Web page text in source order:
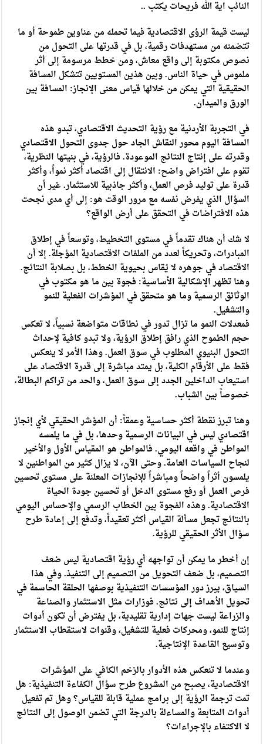
النائب اية الله فريحات يكتب ..
ليست قيمة الرؤى الاقتصادية فيما تحمله من عناوين طموحة أو ما
تتضمنه من مستهدفات رقمية، بل في قدرتها على التحول من
نصوص مكتوبة إلى واقع معاش، ومن خطط مرسومة إلى أثر
ملموس في حياة الناس. وبين هذين المستويين تتشكل المسافة
الحقيقية التي يمكن من خلالها قياس معنى الإنجاز: المسافة بين
الورق والميدان.
في التجربة الأردنية مع رؤية التحديث الاقتصادي، تبدو هذه
المسافة اليوم محور النقاش الجاد حول جدوى التحول الاقتصادي
وقدرته على إنتاج النتائج الموعودة. فالرؤية، في بنيتها النظرية،
تقوم على افتراض واضح: الانتقال إلى اقتصاد أكثر نمواً، وأكثر
قدرة على توليد فرص العمل، وأكثر جاذبية للاستثمار. غير أن
السؤال الذي يفرض نفسه مع مرور الوقت هو: إلى أي مدى نجحت
هذه الافتراضات في التحقق على أرض الواقع؟
لا شك أن هناك تقدماً في مستوى التخطيط، وتوسعاً في إطلاق
المبادرات، وتحريكاً لعدد من الملفات الاقتصادية المؤجلة. إلا أن
الاقتصاد في جوهره لا يُقاس بحيوية الخطط، بل بصلابة النتائج.
وهنا تظهر الإشكالية الأساسية: فجوة بين ما هو مكتوب في
الوثائق الرسمية وما هو متحقق في المؤشرات الفعلية للنمو
والتشغيل.
فمعدلات النمو ما تزال تدور في نطاقات متواضعة نسبياً، لا تعكس
حجم الطموح الذي رافق إطلاق الرؤية، ولا تبدو كافية لإحداث
التحول البنيوي المطلوب في سوق العمل. وهذا الأمر لا ينعكس
فقط على الأرقام الكلية، بل يمتد مباشرة إلى قدرة الاقتصاد على
استيعاب الداخلين الجدد إلى سوق العمل، والحد من تراكم البطالة،
خصوصاً بين الشباب.
وهنا تبرز نقطة أكثر حساسية وعمقاً: أن المؤشر الحقيقي لأي إنجاز
اقتصادي ليس في البيانات الرسمية وحدها، بل في ما يلمسه
المواطن في واقعه اليومي. فالمواطن هو المقياس الأول والأخير
لنجاح السياسات العامة. وحتى الآن، لا يزال كثير من المواطنين لا
يلمسون أثراً واضحاً ومباشراً للإنجازات المعلنة على مستوى تحسين
فرص العمل أو رفع مستوى الدخل أو تحسين جودة الحياة
الاقتصادية. وهذه الفجوة بين الخطاب الرسمي والإحساس اليومي
بالنتائج تجعل مسألة القياس أكثر تعقيداً، وتدفع إلى إعادة طرح
سؤال الأثر الحقيقي للرؤية.
إن أخطر ما يمكن أن تواجهه أي رؤية اقتصادية ليس ضعف
التصميم، بل ضعف التحويل من التصميم إلى التنفيذ. وفي هذا
السياق، يبرز دور المؤسسات التنفيذية بوصفها الحلقة الحاسمة في
تحويل الأهداف إلى نتائج. فوزارات مثل الاستثمار والصناعة
والزراعة ليست جهات إدارية تقليدية، بل يفترض أن تكون أدوات
إنتاج للنمو، ومحركات فعلية للتشغيل، وقنوات لاستقطاب الاستثمار
وتوسيع القاعدة الإنتاجية.
وعندما لا تنعكس هذه الأدوار بالزخم الكافي على المؤشرات
الاقتصادية، يصبح من المشروع طرح سؤال الكفاءة التنفيذية: هل
تمت ترجمة الرؤية إلى برامج عملية قابلة للقياس؟ وهل تم تفعيل
أدوات المتابعة والمساءلة بالدرجة التي تضمن الوصول إلى النتائج
لا الاكتفاء بالإجراءات؟